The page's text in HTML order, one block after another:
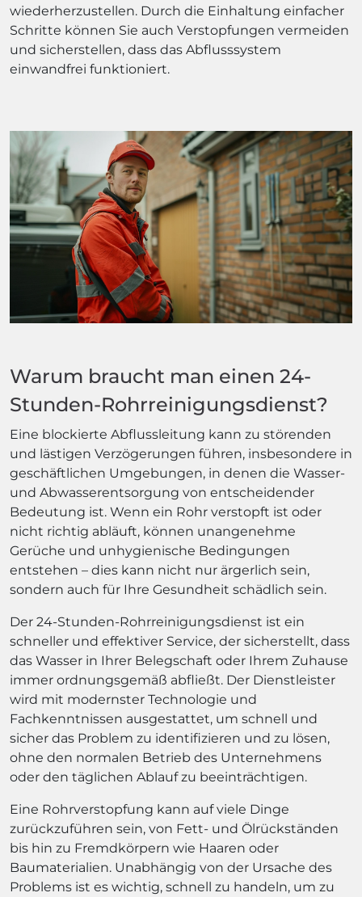
wiederherzustellen. Durch die Einhaltung einfacher
Schritte können Sie auch Verstopfungen vermeiden
und sicherstellen, dass das Abflusssystem
einwandfrei funktioniert.
Warum braucht man einen 24-
Stunden-Rohrreinigungsdienst?
Eine blockierte Abflussleitung kann zu störenden
und lästigen Verzögerungen führen, insbesondere in
geschäftlichen Umgebungen, in denen die Wasser-
und Abwasserentsorgung von entscheidender
Bedeutung ist. Wenn ein Rohr verstopft ist oder
nicht richtig abläuft, können unangenehme
Gerüche und unhygienische Bedingungen
entstehen – dies kann nicht nur ärgerlich sein,
sondern auch für Ihre Gesundheit schädlich sein.
Der 24-Stunden-Rohrreinigungsdienst ist ein
schneller und effektiver Service, der sicherstellt, dass
das Wasser in Ihrer Belegschaft oder Ihrem Zuhause
immer ordnungsgemäß abfließt. Der Dienstleister
wird mit modernster Technologie und
Fachkenntnissen ausgestattet, um schnell und
sicher das Problem zu identifizieren und zu lösen,
ohne den normalen Betrieb des Unternehmens
oder den täglichen Ablauf zu beeinträchtigen.
Eine Rohrverstopfung kann auf viele Dinge
zurückzuführen sein, von Fett- und Ölrückständen
bis hin zu Fremdkörpern wie Haaren oder
Baumaterialien. Unabhängig von der Ursache des
Problems ist es wichtig, schnell zu handeln, um zu